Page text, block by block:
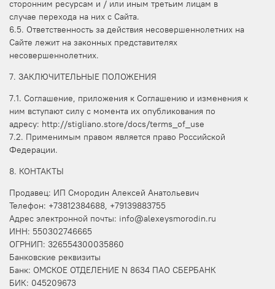
сторонним ресурсам и / или иным третьим лицам в
случае перехода на них с Сайта.
6.5. Ответственность за действия несовершеннолетних на
Сайте лежит на законных представителях
несовершеннолетних.
7. ЗАКЛЮЧИТЕЛЬНЫЕ ПОЛОЖЕНИЯ
7.1. Соглашение, приложения к Соглашению и изменения к
ним вступают силу с момента их опубликования по
адресу: http://stigliano.store/docs/terms_of_use
7.2. Применимым правом является право Российской
Федерации.
8. КОНТАКТЫ
Продавец: ИП Смородин Алексей Анатольевич
Телефон: +73812384688, +79139883755
Адрес электронной почты: info@alexeysmorodin.ru
ИНН: 550302746665
ОГРНИП: 326554300035860
Банковские реквизиты
Банк: ОМСКОЕ ОТДЕЛЕНИЕ N 8634 ПАО СБЕРБАНК
БИК: 045209673